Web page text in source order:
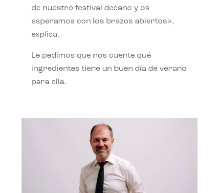
de nuestro festival decano y os
esperamos con los brazos abiertos»,
explica.
Le pedimos que nos cuente qué
ingredientes tiene un buen día de verano
para ella.